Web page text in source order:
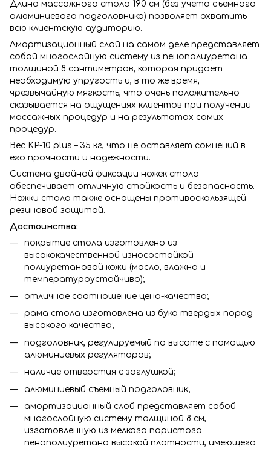
Длина массажного стола 190 см (без учета съемного
алюминиевого подголовника) позволяет охватить
всю клиентскую аудиторию.
Амортизационный слой на самом деле представляет
собой многослойную систему из пенополиуретана
толщиной 8 сантиметров, которая придает
необходимую упругость и, в то же время,
чрезвычайную мягкость, что очень положительно
сказывается на ощущениях клиентов при получении
массажных процедур и на результатах самих
процедур.
Вес KP-10 plus – 35 кг, что не оставляет сомнений в
его прочности и надежности.
Система двойной фиксации ножек стола
обеспечивает отличную стойкость и безопасность.
Ножки стола также оснащены противоскользящей
резиновой защитой.
Достоинства:
покрытие стола изготовлено из
высококачественной износостойкой
полиуретановой кожи (масло, влажно и
температуроустойчиво);
отличное соотношение цена-качество;
рама стола изготовлена из бука твердых пород
высокого качества;
подголовник, регулируемый по высоте с помощью
алюминиевых регуляторов;
наличие отверстия с заглушкой;
алюминиевый съемный подголовник;
амортизационный слой представляет собой
многослойную систему толщиной 8 см,
изготовленную из мелкого пористого
пенополиуретана высокой плотности, имеющего